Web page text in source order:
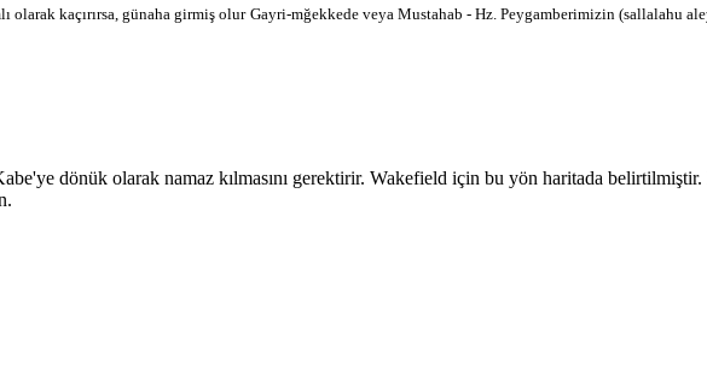
olarak kaçırırsa, günaha girmiş olur Gayri-mğekkede veya Mustahab - Hz. Peygamberimizin (sallalahu
dönük olarak namaz kılmasını gerektirir. Wakefield için bu yön haritada belirtilmiştir.